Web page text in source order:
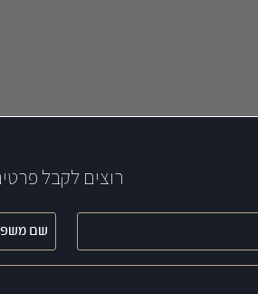
רוצים לקבל
שם
משפחה
(חובה)